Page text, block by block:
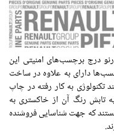
درج برچسب‌های امنیتی این
دارای به علاوه در ساخت
به کار رفته در چاپ
تابش رنگ آن از خاکستری به
که جهت شناسایی فروشنده